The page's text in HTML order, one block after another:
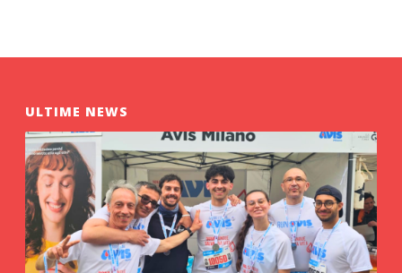
ULTIME NEWS